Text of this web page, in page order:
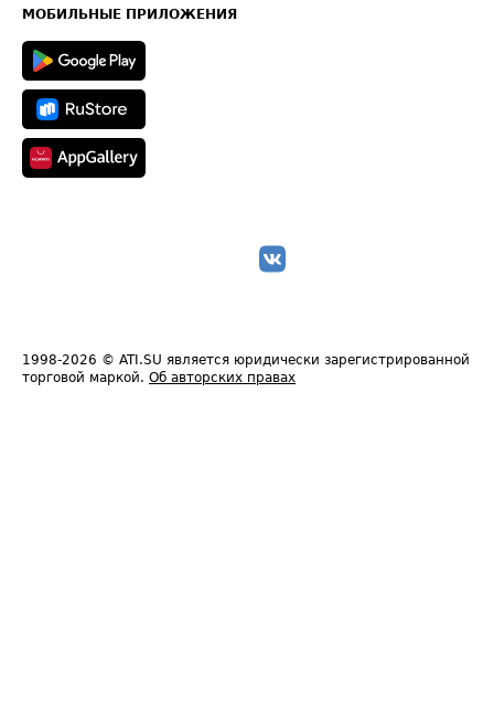
Техническая информация
МОБИЛЬНЫЕ ПРИЛОЖЕНИЯ
1998-2026 © ATI.SU является юридически зарегистрированной
торговой маркой. Об авторских правах